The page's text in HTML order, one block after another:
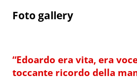
Foto gallery
“Edoardo era vita, era
toccante ricordo della